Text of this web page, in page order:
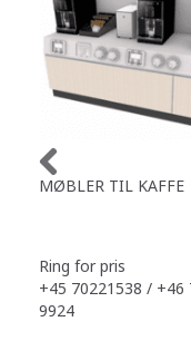
MØBLER TIL KAFFE
Ring for pris
+45 70221538 / +46
9924